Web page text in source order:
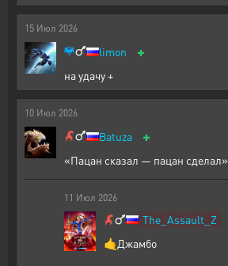
15 Июл 2026
limon +
на удачу +
10 Июл 2026
Batuza +
«Пацан сказал — пацан сделал»
11 Июл 2026
The_Assault_Z
🤙Джамбо